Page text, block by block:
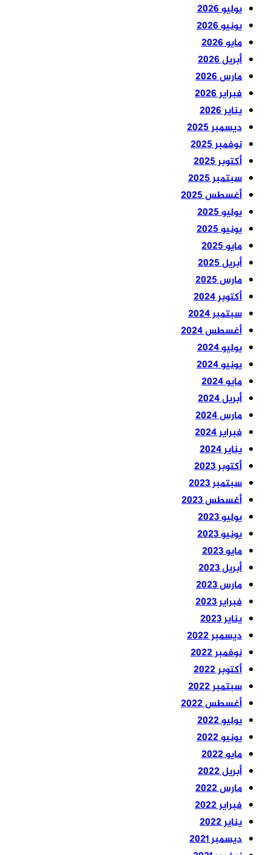
يوليو 2026
يونيو 2026
مايو 2026
أبريل 2026
مارس 2026
فبراير 2026
يناير 2026
ديسمبر 2025
نوفمبر 2025
أكتوبر 2025
سبتمبر 2025
أغسطس 2025
يوليو 2025
يونيو 2025
مايو 2025
أبريل 2025
مارس 2025
أكتوبر 2024
سبتمبر 2024
أغسطس 2024
يوليو 2024
يونيو 2024
مايو 2024
أبريل 2024
مارس 2024
فبراير 2024
يناير 2024
أكتوبر 2023
سبتمبر 2023
أغسطس 2023
يوليو 2023
يونيو 2023
مايو 2023
أبريل 2023
مارس 2023
فبراير 2023
يناير 2023
ديسمبر 2022
نوفمبر 2022
أكتوبر 2022
سبتمبر 2022
أغسطس 2022
يوليو 2022
يونيو 2022
مايو 2022
أبريل 2022
مارس 2022
فبراير 2022
يناير 2022
ديسمبر 2021